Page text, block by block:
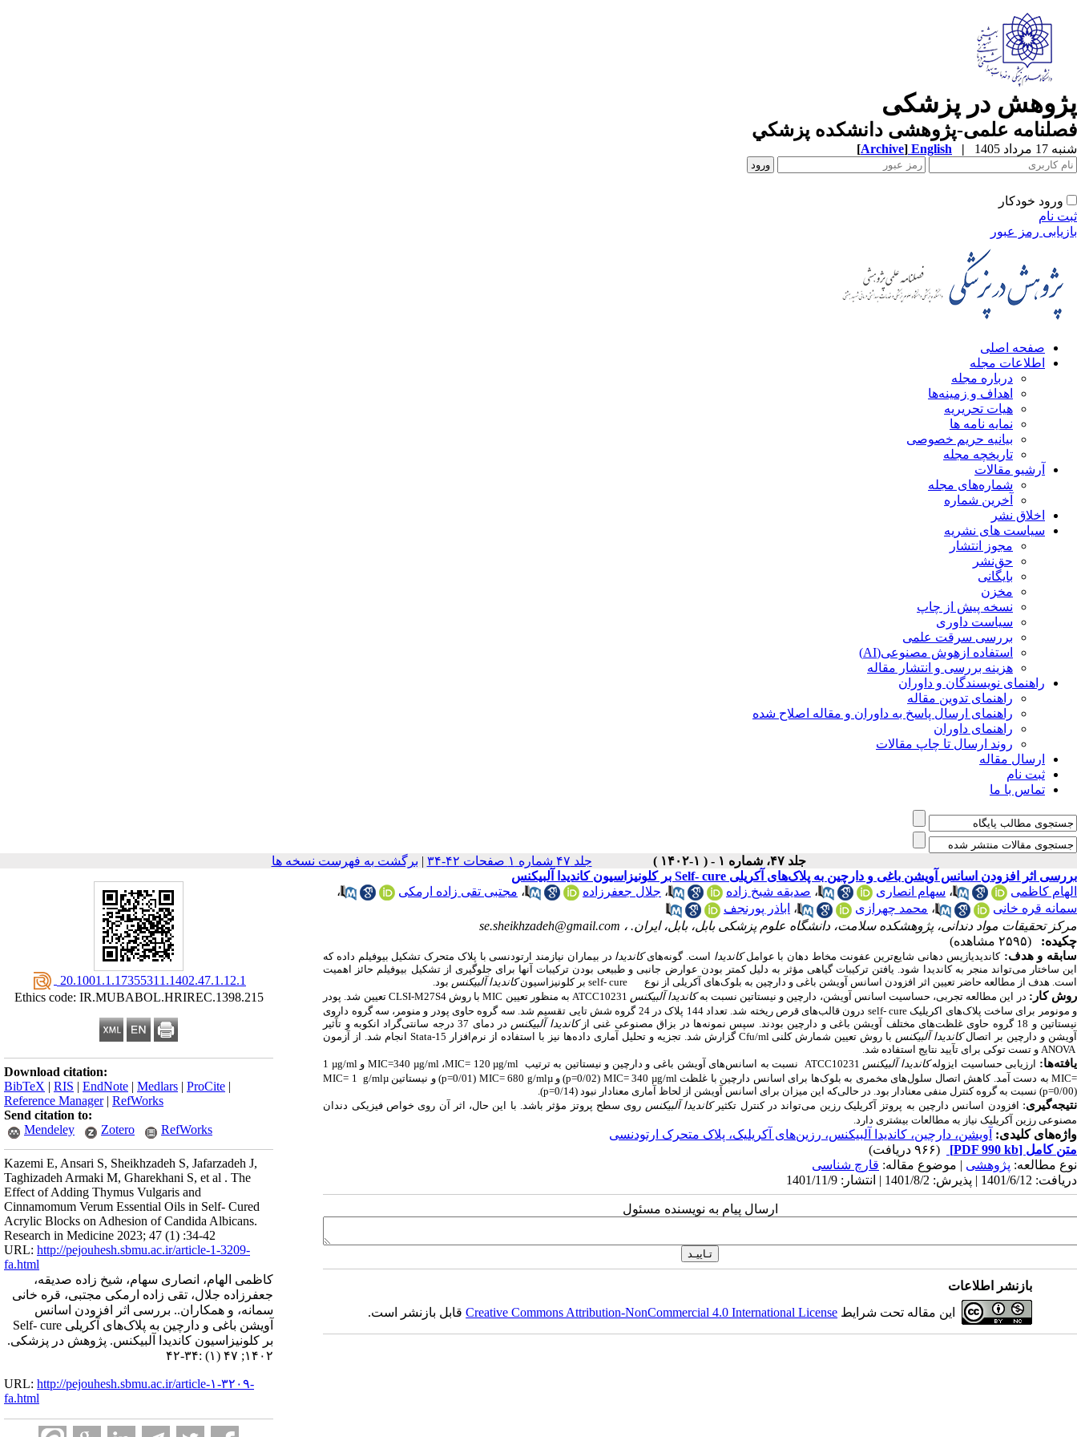
پژوهش در پزشکی
فصلنامه علمی-پژوهشی دانشکده پزشکي
شنبه 17 مرداد 1405 |
English
[Archive]
ورود خودکار
ثبت نام
بازیابی رمز عبور
صفحه اصلی
اطلاعات مجله
درباره مجله
اهداف و زمینه‌ها
هیات تحریریه
نمایه نامه ها
بیانیه حریم خصوصی
تاریخچه مجله
آرشیو مقالات
شماره‌های مجله
آخرین شماره
اخلاق نشر
سیاست های نشریه
مجوز انتشار
حق‌نشر
بایگانی
مخزن
نسخه پیش از چاپ
سیاست داوری
بررسی سرقت علمی
استفاده ازهوش مصنوعی(AI)
هزینه بررسی و انتشار مقاله
راهنمای نویسندگان و داوران
راهنمای تدوین مقاله
راهنمای ارسال پاسخ به داوران و مقاله اصلاح شده
راهنمای داوران
روند ارسال تا چاپ مقالات
ارسال مقاله
ثبت نام
تماس با ما
جلد ۴۷، شماره ۱ - ( ۱-۱۴۰۲ ) جلد ۴۷ شماره ۱ صفحات ۴۲-۳۴ | برگشت به فهرست نسخه ها
‎ 20.1001.1.17355311.1402.47.1.12.1
Ethics code: IR.MUBABOL.HRIREC.1398.215
Download citation:
BibTeX | RIS | EndNote | Medlars | ProCite |
Reference Manager| RefWorks
Send citation to:
Mendeley
Zotero RefWorks
Kazemi E, Ansari S, Sheikhzadeh S, Jafarzadeh J,
Taghizadeh Armaki M, Gharekhani S, et al . The
Effect of Adding Thymus Vulgaris and
Cinnamomum Verum Essential Oils in Self- Cured
Acrylic Blocks on Adhesion of Candida Albicans.
Research in Medicine 2023; 47 (1) :34-42
URL: http://pejouhesh.sbmu.ac.ir/article-1-3209-
fa.html
کاظمی الهام، انصاری سهام، شیخ زاده صدیقه،
جعفرزاده جلال، تقی زاده ارمکی مجتبی، قره خانی
سمانه، و همکاران.. بررسی اثر افزودن اسانس
آویشن باغی و دارچین به پلاک‌های آکریلی Self- cure
بر کلونیزاسیون کاندیدا آلبیکنس. پژوهش در پزشکی.
۱۴۰۲; ۴۷ (۱) :۳۴-۴۲
URL: http://pejouhesh.sbmu.ac.ir/article-۱-۳۲۰۹-
fa.html
بررسی اثر افزودن اسانس آویشن باغی و دارچین به پلاک‌های آکریلی Self- cure بر کلونیزاسیون کاندیدا آلبیکنس
الهام کاظمی
، سهام انصاری ، صدیقه شیخ زاده ، جلال جعفرزاده ، مجتبی تقی زاده ارمکی
،
سمانه قره خانی
، محمد چهرازی ، اباذر پورنجف
مرکز تحقیقات مواد دندانی، پژوهشکده سلامت، دانشگاه علوم پزشکی بابل، بابل، ایران. ، se.sheikhzadeh@gmail.com
چکیده:
(۲۵۹۵ مشاهده)
سابقه و هدف:کاندیدیازیس دهانی شایع‌ترین عفونت مخاط دهان با عواملکاندیدا است. گونه‌هایکاندیدا در بیماران نیازمند ارتودنسی با پلاک متحرک تشکیل بیوفیلم داده که
این ساختار می‌تواند منجر به کاندیدا شود. یافتن ترکیبات گیاهی مؤثر به دلیل کمتر بودن عوارض جانبی و طبیعی بودن ترکیبات آنها برای جلوگیری از تشکیل بیوفیلم حائز اهمیت
است. هدف از مطالعه حاضر تعیین اثر افزودن اسانس آویشن باغی و دارچین به بلوک‌های آکریلی از نوع self- cure بر کلونیزاسیونکاندیدا آلبیکنس بود.
روش کار: در این مطالعه تجربی، حساسیت اسانس آویشن، دارچین و نیستاتین نسبت بهکاندیدا آلبیکنس ATCC10231 به منظور تعیین MICبا روشCLSI-M27S4 تعیین شد. پودر
و مونومر برای ساخت پلاک‌های اکریلیک self- cure
درون قالب‌های قرص ریخته شد. تعداد 144 پلاک در 24 گروه شش ­تایی تقسیم شد. سه گروه حاوی پودر و منومر، سه گروه داروی
نیستاتین و 18 گروه حاوی غلظت‌های مختلف آویشن باغی و دارچین بودند. سپس نمونه‌ها در بزاق مصنوعی غنی از
کاندیدا آلبیکنس
در دمای 37 درجه سانتی‌گراد انکوبه و تآثیر
آویشن و دارچین بر اتصالکاندیدا آلبیکنس با روش تعیین شمارش کلنی Cfu/ml گزارش شد. تجزیه و تحلیل آماری داده‌ها نیز با استفاده از نرم‌افزار Stata-15انجام شد. از آزمون
ANOVA و تست توکی برای تآیید نتایج استفاده شد.
یافتهها: ارزیابی حساسیت ایزولهکاندیدا آلبیکنس ATCC10231 نسبت به اسانس‌های آویشن باغی و دارچین و نیستاتین به ترتیب µg/ml
120
MIC=، µg/ml
MIC و µg/ml
MIC=به دست آمد. کاهش اتصال سلول‌های مخمری به بلوک‌ها برای اسانس دارچین با غلظت µg/ml
MIC
(0/02=
p) وg/mlµ
MIC
(0/01=
p) و نیستاتینg/mlµ
MIC
(0/00=
p) نسبت به گروه کنترل منفی معنادار بود. در حالی‌که این میزان برای اسانس آویشن از لحاظ آماری معنادار نبود (0/14= p
).
نتیجهگیری: افزودن اسانس دارچین به پروتز آکریلیک رزین می‌تواند در کنترل تکثیرکاندیدا آلبیکنس روی سطح پروتز مؤثر باشد. با این حال، اثر آن روی خواص فیزیکی دندان
مصنوعی رزین آکریلیک نیاز به مطالعات بیشتری دارد.
واژه‌های کلیدی: آویشن، دارچین، کاندیدا آلبیکنس، رزین‌های آکریلیک، پلاک متحرک ارتودنسی
متن کامل [PDF 990 kb]
(۹۶۶ دریافت)
نوع مطالعه: پژوهشی | موضوع مقاله: قارچ شناسی
دریافت: 1401/6/12 | پذیرش: 1401/8/2 | انتشار: 1401/11/9
ارسال پیام به نویسنده مسئول
بازنشر اطلاعات
این مقاله تحت شرایط Creative Commons Attribution-NonCommercial 4.0 International Licenseقابل بازنشر است.